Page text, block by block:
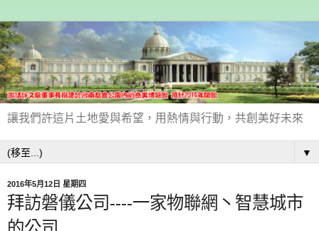
讓我們許這片土地愛與希望，用熱情與行動，共創美好未來
▼
2016年5月12日 星期四
拜訪磐儀公司----一家物聯網丶智慧城市